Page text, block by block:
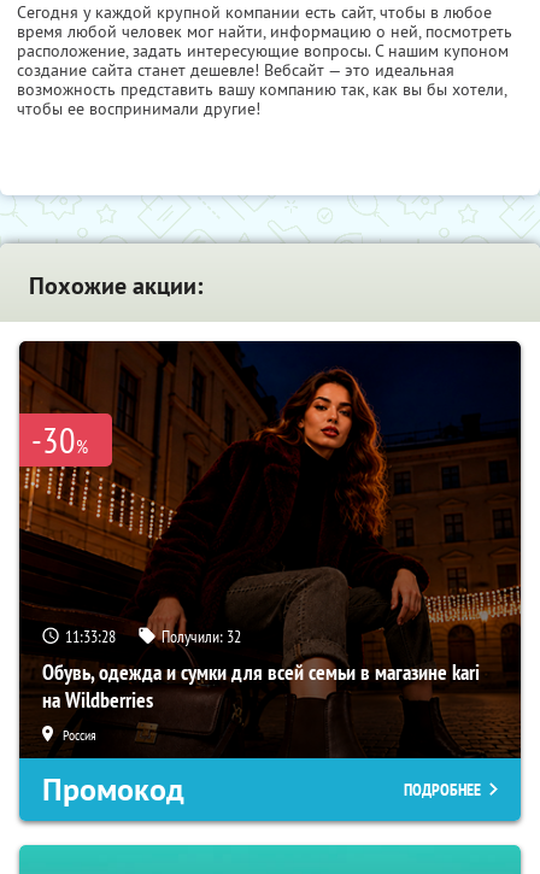
Сегодня у каждой крупной компании есть сайт, чтобы в любое
время любой человек мог найти, информацию о ней, посмотреть
расположение, задать интересующие вопросы. С нашим купоном
создание сайта станет дешевле! Вебсайт — это идеальная
возможность представить вашу компанию так, как вы бы хотели,
чтобы ее воспринимали другие!
Похожие акции:
-30%
11:33:27 Получили: 32
Обувь, одежда и сумки для всей семьи в магазине kari
на Wildberries
Россия
Промокод ПОДРОБНЕЕ